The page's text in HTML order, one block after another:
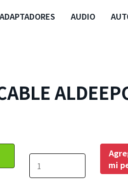
ADAPTADORES AUDIO
mi